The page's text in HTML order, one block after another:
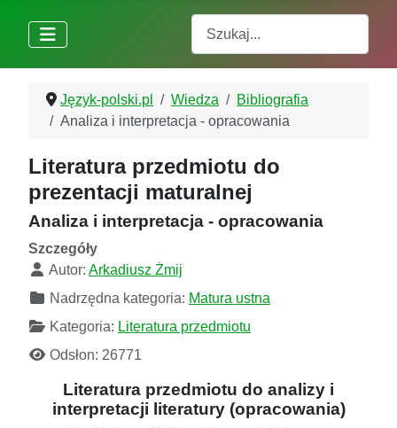
Język-polski.pl Wiedza
Bibliografia
Analiza i interpretacja - opracowania
Literatura przedmiotu do
prezentacji maturalnej
Analiza i interpretacja - opracowania
Szczegóły
Autor: Arkadiusz Żmij
Nadrzędna kategoria: Matura ustna
Kategoria: Literatura przedmiotu
Odsłon: 26771
Literatura przedmiotu do analizy i
interpretacji literatury (opracowania)